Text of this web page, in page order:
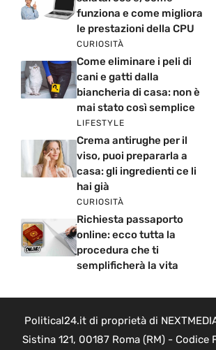
funziona e come migliora
le prestazioni della CPU
CURIOSITÀ
Come eliminare i peli di
cani e gatti dalla
biancheria di casa: non è
mai stato così semplice
LIFESTYLE
Crema antirughe per il
viso, puoi prepararla a
casa: gli ingredienti ce li
hai già
CURIOSITÀ
Richiesta passaporto
online: ecco tutta la
procedura che ti
semplificherà la vita
Political24.it di proprietà di
Sistina 121, 00187 Roma (RM) - Codice